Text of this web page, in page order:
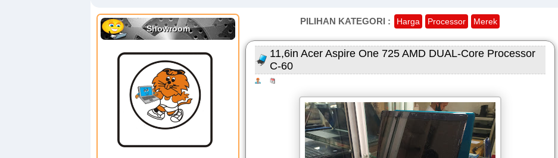
Showroom
PILIHAN KATEGORI : Harga Processor Merek
11,6in Acer Aspire One 725 AMD DUAL-Core Processor
C-60